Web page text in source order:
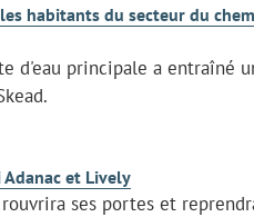
habitants du secteur du
d'eau principale a entraîné
Adanac et Lively
ses portes et